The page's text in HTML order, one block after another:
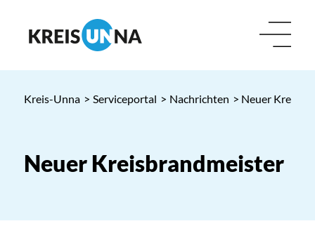
Kreis-Unna > Serviceportal > Nachrichten > Neuer
Neuer Kreisbrandmeister